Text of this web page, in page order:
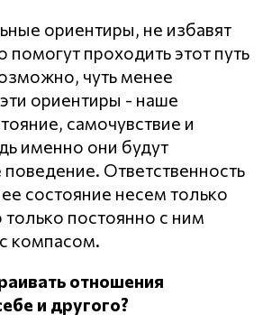
ориентиры, не избавят
помогут проходить этот путь
чуть менее
ориентиры - наше
самочувствие и
именно они будут
поведение. Ответственность
состояние несем только
постоянно с ним
компасом.
отношения
и другого?